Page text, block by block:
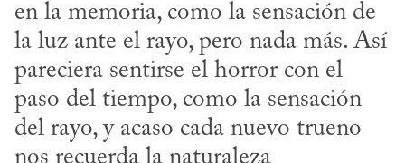
en la memoria, como la sensación de
la luz ante el rayo, pero nada más. Así
pareciera sentirse el horror con el
paso del tiempo, como la sensación
del rayo, y acaso cada nuevo trueno